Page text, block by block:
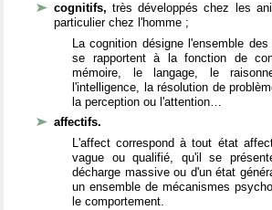
cognitifs,très développés chez les
particulier chez l'homme ;
La cognition désigne l'ensemble
se rapportent à la fonction de
mémoire, le langage, le
l'intelligence, la résolution de
la perception ou l'attention…
affectifs.
L'affect correspond à tout état
vague ou qualifié, qu'il se
décharge massive ou d'un état
un ensemble de mécanismes
le comportement.